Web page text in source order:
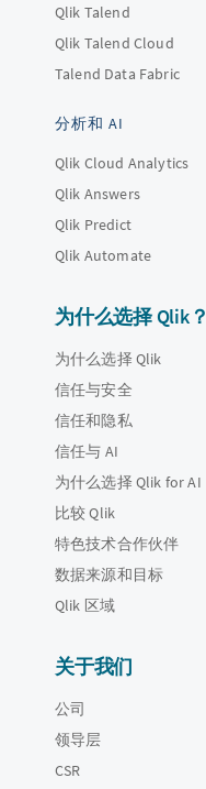
Qlik Talend
Qlik Talend Cloud
Talend Data Fabric
分析和 AI
Qlik Cloud Analytics
Qlik Answers
Qlik Predict
Qlik Automate
为什么选择 Qlik？
为什么选择 Qlik
信任与安全
信任和隐私
信任与 AI
为什么选择 Qlik for AI
比较 Qlik
特色技术合作伙伴
数据来源和目标
Qlik 区域
关于我们
公司
领导层
CSR